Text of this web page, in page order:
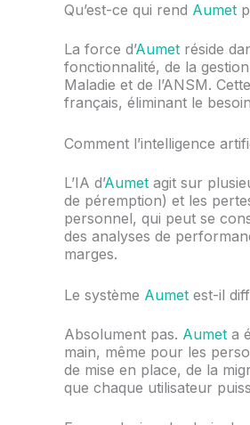
Qu’est-ce qui rend Aumet
La force d’Aumet réside
fonctionnalité, de la
Maladie et de l’ANSM.
français, éliminant le
Comment l’intelligence
L’IA d’Aumet agit sur
de péremption) et les
personnel, qui peut se
des analyses de
marges.
Le système Aumet est-il
Absolument pas. Aumet a
main, même pour les
de mise en place, de la
que chaque utilisateur